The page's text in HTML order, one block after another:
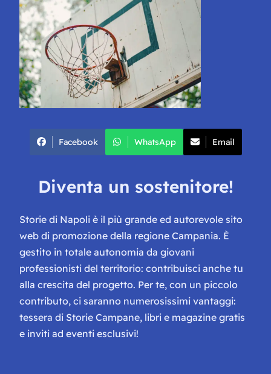
Facebook WhatsApp Email
Diventa un sostenitore!
Storie di Napoli è il più grande ed autorevole sito
web di promozione della regione Campania. È
gestito in totale autonomia da giovani
professionisti del territorio: contribuisci anche tu
alla crescita del progetto. Per te, con un piccolo
contributo, ci saranno numerosissimi vantaggi:
tessera di Storie Campane, libri e magazine gratis
e inviti ad eventi esclusivi!